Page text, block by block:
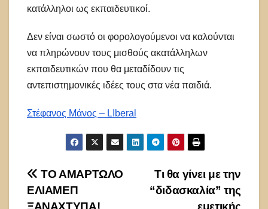
κατάλληλοι ως εκπαιδευτικοί.
Δεν είναι σωστό οι φορολογούμενοι να καλούνται
να πληρώνουν τους μισθούς ακατάλληλων
εκπαιδευτικών που θα μεταδίδουν τις
αντεπιστημονικές ιδέες τους στα νέα παιδιά.
Στέφανος Μάνος – LIberal
Πλοήγηση
άρθρων
Τι θα γίνει με την
“διδασκαλία” της
εμετικής
ΤΟ ΑΜΑΡΤΩΛΟ
ΕΛΙΑΜΕΠ
ΞΑΝΑΧΤΥΠΑ!